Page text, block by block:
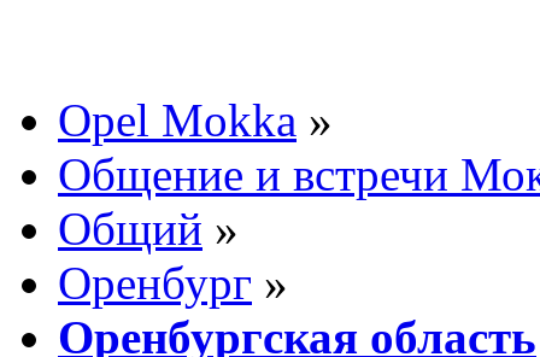
Opel Mokka »
Общение и встречи
Общий »
Оренбург »
Оренбургская область